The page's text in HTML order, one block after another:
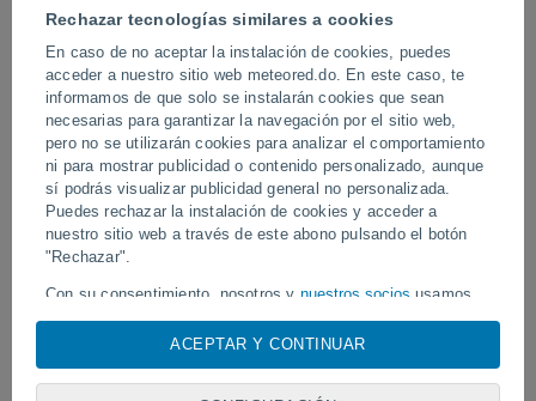
Rechazar tecnologías similares a cookies
En caso de no aceptar la instalación de cookies, puedes
acceder a nuestro sitio web meteored.do. En este caso, te
informamos de que solo se instalarán cookies que sean
necesarias para garantizar la navegación por el sitio web,
pero no se utilizarán cookies para analizar el comportamiento
ni para mostrar publicidad o contenido personalizado, aunque
sí podrás visualizar publicidad general no personalizada.
Puedes rechazar la instalación de cookies y acceder a
nuestro sitio web a través de este abono pulsando el botón
"Rechazar".
Con su consentimiento, nosotros y nuestros socios usamos
cookies, identificadores únicos o tecnologías similares para
almacenar, acceder y procesar datos personales como su
identificadores de cookies. Es posible que algunos
ACEPTAR Y CONTINUAR
Hace 8 horas
Tornados y lluvias torrenciales en
Síguenos